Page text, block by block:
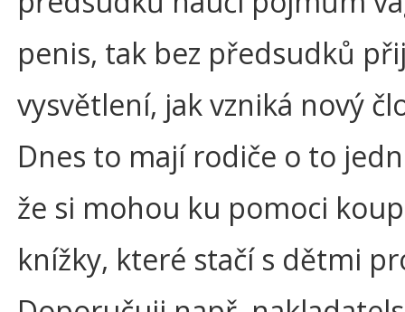
penis, tak bez předsudků
vysvětlení, jak vzniká nový
Dnes to mají rodiče o to
že si mohou ku pomoci
knížky, které stačí s dětmi